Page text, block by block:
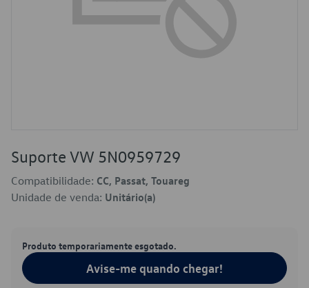
Suporte VW 5N0959729
Compatibilidade: CC, Passat, Touareg
Unidade de venda: Unitário(a)
Produto temporariamente esgotado.
Avise-me quando chegar!